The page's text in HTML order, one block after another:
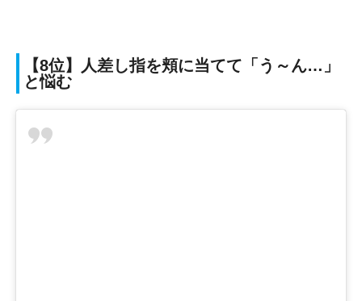
【8位】人差し指を頬に当てて「う～ん…」
と悩む